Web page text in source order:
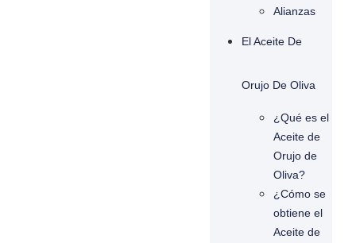
Alianzas
El Aceite De
Orujo De Oliva
¿Qué es el
Aceite de
Orujo de
Oliva?
¿Cómo se
obtiene el
Aceite de